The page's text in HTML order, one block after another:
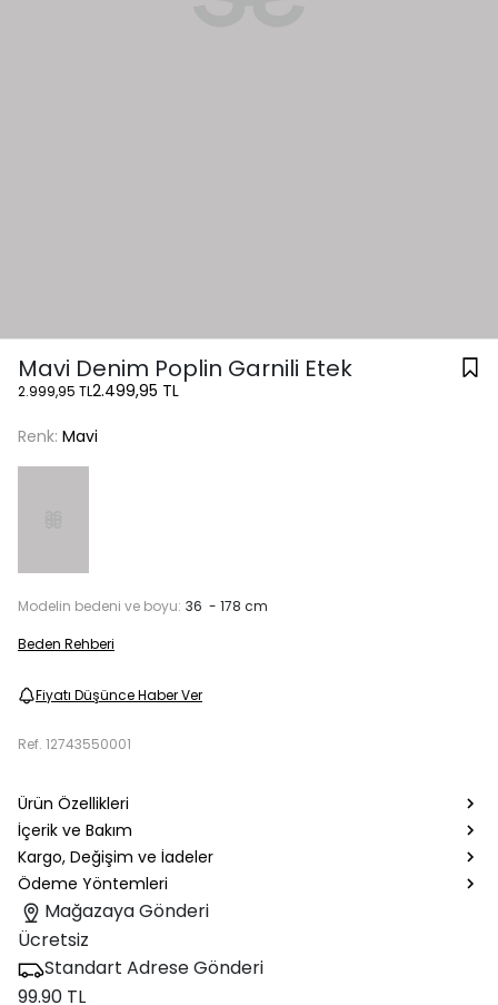
Mavi Denim Poplin Garnili Etek
2.999,95 TL2.499,95 TL
Renk: Mavi
Modelin bedeni ve boyu: 36 - 178 cm
Beden Rehberi
Fiyatı Düşünce Haber Ver
Ref. 12743550001
Ürün Özellikleri
İçerik ve Bakım
Kargo, Değişim ve İadeler
Ödeme Yöntemleri
Mağazaya Gönderi
Ücretsiz
Standart Adrese Gönderi
99.90 TL